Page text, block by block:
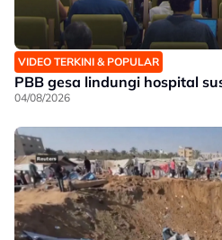
VIDEO TERKINI & POPULAR
PBB gesa lindungi hospital
04/08/2026